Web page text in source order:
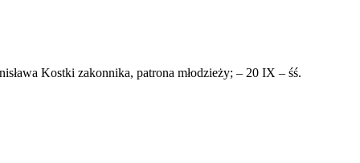
Kostki zakonnika, patrona młodzieży; – 20 IX – śś.